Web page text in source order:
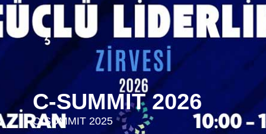
C-SUMMIT 2026
C-SUMMIT 2025